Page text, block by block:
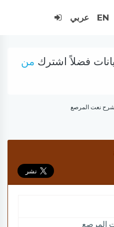
EN عربي
فضلاً اشترك من
شرح نعت المرصع
المرصع